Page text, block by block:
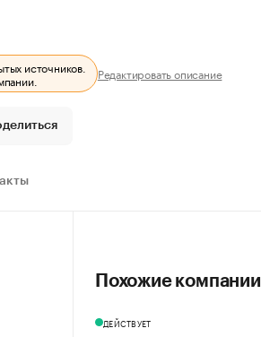
источников. Редактировать описание
Похожие компании
ДЕЙСТВУЕТ